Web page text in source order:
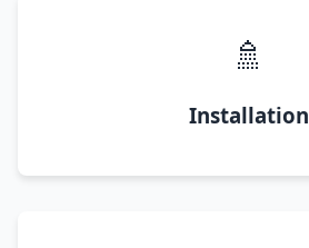
🚿
Installation